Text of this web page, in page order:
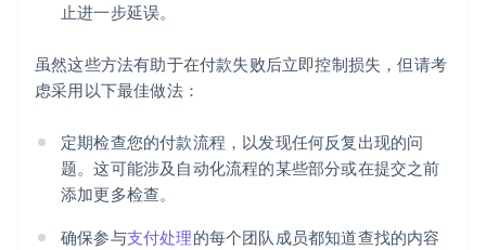
止进一步延误。
虽然这些方法有助于在付款失败后立即控制损失，但请考
虑采用以下最佳做法：
定期检查您的付款流程，以发现任何反复出现的问
题。这可能涉及自动化流程的某些部分或在提交之前
添加更多检查。
确保参与支付处理的每个团队成员都知道查找的内容